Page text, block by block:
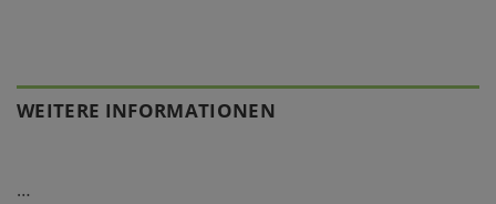
WEITERE INFORMATIONEN
…